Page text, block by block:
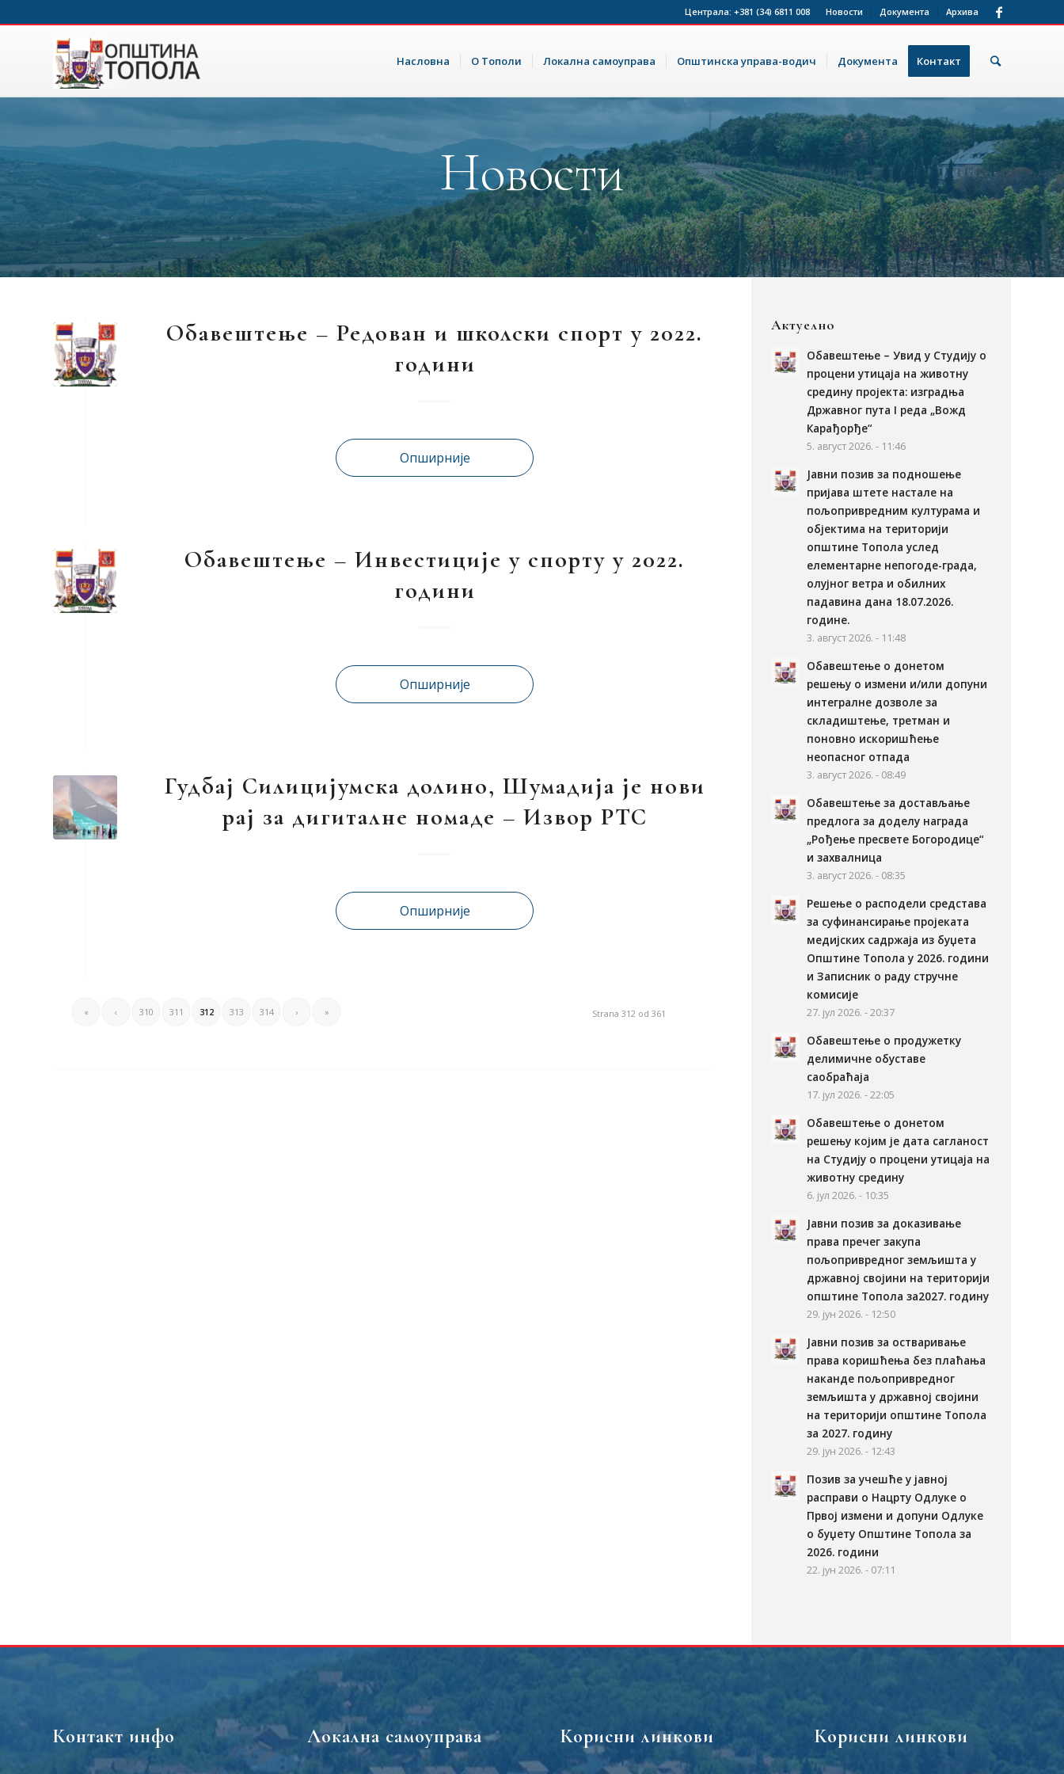
Новости Документа Архива
Централа: +381 (34) 6811 008
Насловна О Тополи Локална самоуправа Општинска управа-водич Документа Контакт
Новости
Обавештење – Редован и школски спорт у 2022.
години
Опширније
Обавештење – Инвестиције у спорту у 2022.
години
Опширније
Гудбај Силицијумска долино, Шумадија је нови
рај за дигиталне номаде – Извор РТС
Опширније
Strana 312 od 361
« ‹ 310 311 312 313 314 › »
Актуелно
Обавештење – Увид у Студију о
процени утицаја на животну
средину пројекта: изградња
Државног пута I реда „Вожд
Карађорђе“
5. август 2026. - 11:46
Јавни позив за подношење
пријава штете настале на
пољопривредним културама и
објектима на територији
општине Топола услед
елементарне непогоде-града,
олујног ветра и обилних
падавина дана 18.07.2026.
године.
3. август 2026. - 11:48
Обавештење о донетом
решењу о измени и/или допуни
интегралне дозволе за
складиштење, третман и
поновно искоришћење
неопасног отпада
3. август 2026. - 08:49
Обавештење за достављање
предлога за доделу награда
„Рођење пресвете Богородице“
и захвалница
3. август 2026. - 08:35
Решење о расподели средстава
за суфинансирање пројеката
медијских садржаја из буџета
Општине Топола у 2026. години
и Записник о раду стручне
комисије
27. јул 2026. - 20:37
Обавештење о продужетку
делимичне обуставе
саобраћаја
17. јул 2026. - 22:05
Обавештење о донетом
решењу којим је дата сагланост
на Студију о процени утицаја на
животну средину
6. јул 2026. - 10:35
Јавни позив за доказивање
права пречег закупа
пољопривредног земљишта у
државној својини на територији
општине Топола за2027. годину
29. јун 2026. - 12:50
Јавни позив за остваривање
права коришћења без плаћања
наканде пољопривредног
земљишта у државној својини
на територији општине Топола
за 2027. годину
29. јун 2026. - 12:43
Позив за учешће у јавној
расправи о Нацрту Одлуке о
Првој измени и допуни Одлуке
о буџету Општине Топола за
2026. години
22. јун 2026. - 07:11
Контакт инфо Локална самоуправа Корисни линкови Корисни линкови